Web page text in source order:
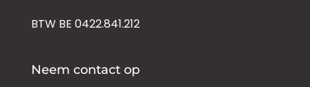
BTW BE 0422.841.212
Neem contact op